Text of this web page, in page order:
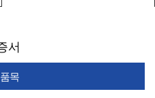
서
품목